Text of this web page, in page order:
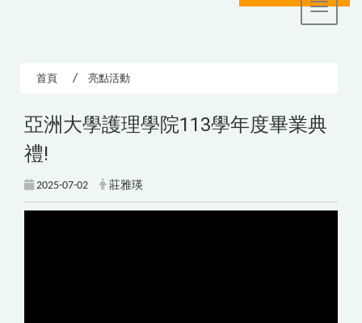
Toggle
首頁 亮點活動
亞洲大學護理學院113學年度畢業典
禮!
2025-07-02 莊雅瑛